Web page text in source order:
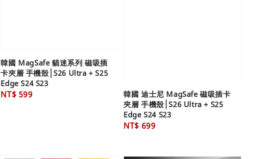
韓國 MagSafe 貓迷系列 磁吸插
卡夾層 手機殼│S26 Ultra + S25
Edge S24 S23
Regular
NT$ 599
韓國 迪士尼 MagSafe 磁吸插卡
夾層 手機殼│S26 Ultra + S25
Edge S24 S23
Regular
NT$ 699